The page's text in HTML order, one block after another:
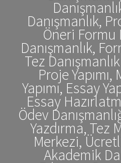
Danışmanlık,
Öneri Formu
Danışmanlık,
Tez
Proje Yapımı,
Yapımı, Essay
Essay
Ödev
Yazdırma, Tez
Merkezi,
Akademik